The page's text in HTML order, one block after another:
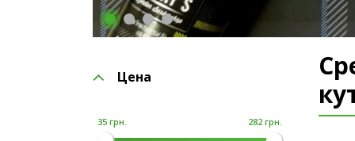
Цена
35 грн. 282 грн.